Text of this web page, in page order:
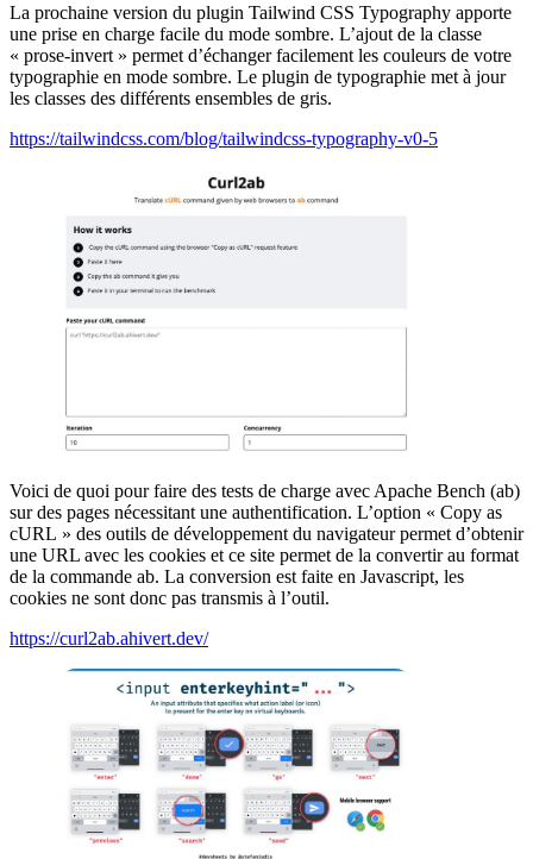
La prochaine version du plugin Tailwind CSS Typography apporte
une prise en charge facile du mode sombre. L’ajout de la classe
« prose-invert » permet d’échanger facilement les couleurs de votre
typographie en mode sombre. Le plugin de typographie met à jour
les classes des différents ensembles de gris.
https://tailwindcss.com/blog/tailwindcss-typography-v0-5
Voici de quoi pour faire des tests de charge avec Apache Bench (ab)
sur des pages nécessitant une authentification. L’option « Copy as
cURL » des outils de développement du navigateur permet d’obtenir
une URL avec les cookies et ce site permet de la convertir au format
de la commande ab. La conversion est faite en Javascript, les
cookies ne sont donc pas transmis à l’outil.
https://curl2ab.ahivert.dev/